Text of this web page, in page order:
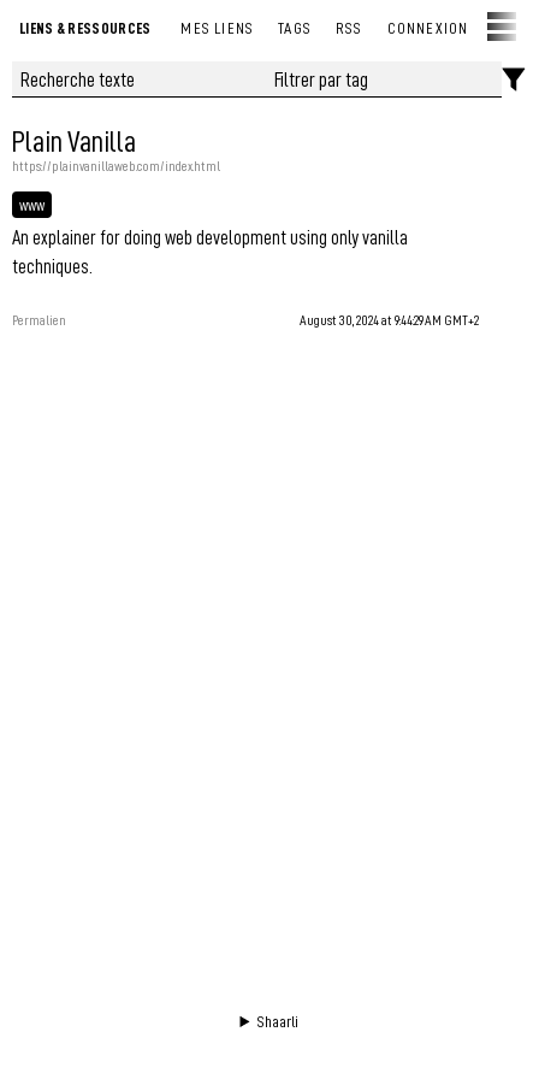
LIENS & RESSOURCES MES LIENS TAGS RSS CONNEXION
Plain Vanilla
https://plainvanillaweb.com/index.html
www
An explainer for doing web development using only vanilla
techniques.
Permalien August 30, 2024 at 9:44:29 AM GMT+2
Shaarli